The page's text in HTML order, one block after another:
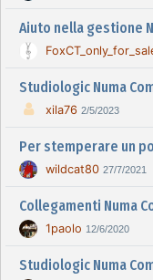
Aiuto nella gestione
Studiologic Numa
xila76 2/5/2023
Per stemperare un
wildcat80 27/7/2021
Collegamenti Numa
1paolo 12/6/2020
Studiologic Numa